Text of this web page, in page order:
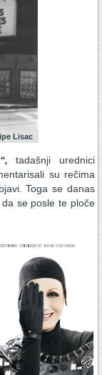
Lisac
tadašnji urednici
su rečima
Toga se danas
se posle te ploče